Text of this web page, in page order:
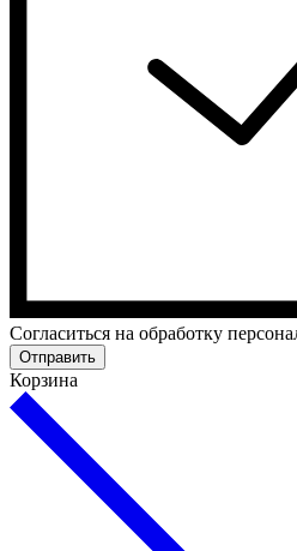
Cогласиться на обработку
Отправить
Корзина